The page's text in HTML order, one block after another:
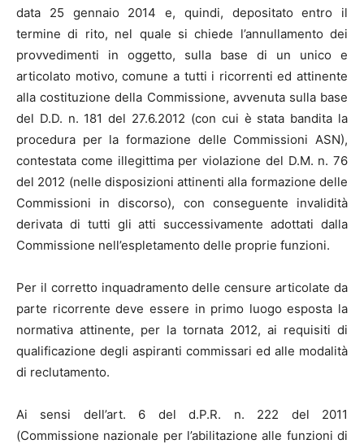
data 25 gennaio 2014 e, quindi, depositato entro il
termine di rito, nel quale si chiede l’annullamento dei
provvedimenti in oggetto, sulla base di un unico e
articolato motivo, comune a tutti i ricorrenti ed attinente
alla costituzione della Commissione, avvenuta sulla base
del D.D. n. 181 del 27.6.2012 (con cui è stata bandita la
procedura per la formazione delle Commissioni ASN),
contestata come illegittima per violazione del D.M. n. 76
del 2012 (nelle disposizioni attinenti alla formazione delle
Commissioni in discorso), con conseguente invalidità
derivata di tutti gli atti successivamente adottati dalla
Commissione nell’espletamento delle proprie funzioni.
Per il corretto inquadramento delle censure articolate da
parte ricorrente deve essere in primo luogo esposta la
normativa attinente, per la tornata 2012, ai requisiti di
qualificazione degli aspiranti commissari ed alle modalità
di reclutamento.
Ai sensi dell’art. 6 del d.P.R. n. 222 del 2011
(Commissione nazionale per l’abilitazione alle funzioni di